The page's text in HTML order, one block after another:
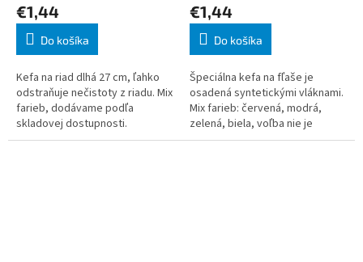
€1,44
Do košíka
Kefa na riad dlhá 27 cm, ľahko
odstraňuje nečistoty z riadu. Mix
farieb, dodávame podľa
skladovej dostupnosti.
€1,44
Do košíka
Špeciálna kefa na fľaše je
osadená syntetickými vláknami.
Mix farieb: červená, modrá,
zelená, biela, voľba nie je
možná, dodávame podľa